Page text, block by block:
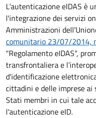
L’autenticazione eIDAS è
l'integrazione dei servizi
Amministrazioni
comunitario 23/07/2014,
"Regolamento eIDAS",
transfrontaliera e
d'identificazione
cittadini e delle imprese
Stati membri in cui tale
l'autenticazione eID.